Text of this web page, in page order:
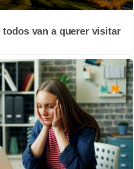
van a querer visitar